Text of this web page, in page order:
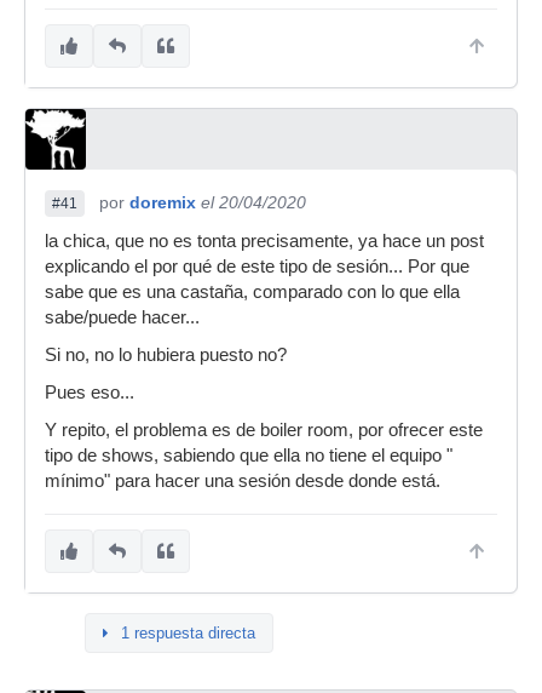
#41 por doremix el 20/04/2020
la chica, que no es tonta precisamente, ya hace un post
explicando el por qué de este tipo de sesión... Por que
sabe que es una castaña, comparado con lo que ella
sabe/puede hacer...
Si no, no lo hubiera puesto no?
Pues eso...
Y repito, el problema es de boiler room, por ofrecer este
tipo de shows, sabiendo que ella no tiene el equipo "
mínimo" para hacer una sesión desde donde está.
1 respuesta directa